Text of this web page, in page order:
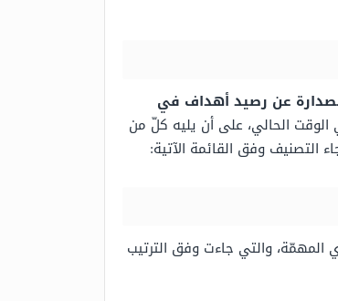
عن رصيد أهداف في
العام 2025 بعد مرور 15 جولة على الدوري في الوقت الحالي، على أن يليه كلّ من
التصنيف وفق القائمة الآتية:
جولات الدوري المهمّة، والتي جاءت وفق الترتيب